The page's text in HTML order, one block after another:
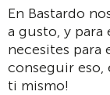
En Bastardo
a gusto, y
necesites para
conseguir eso,
ti mismo!